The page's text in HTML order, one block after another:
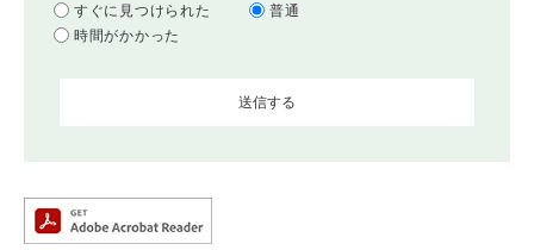
すぐに見つけられた
普通
時間がかかった